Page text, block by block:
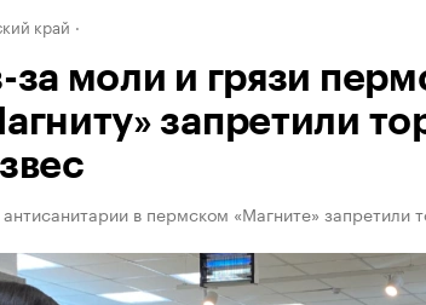
край
за моли и грязи
запретили
в пермском «Магните» запретили